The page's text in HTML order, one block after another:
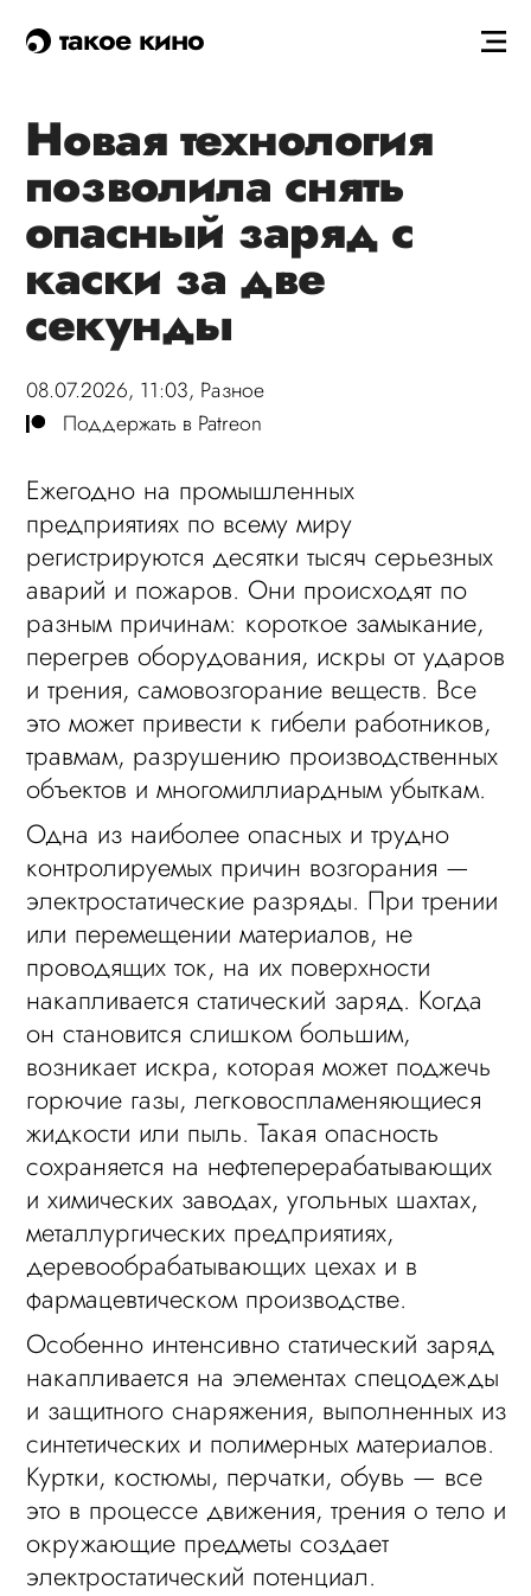
такое кино
Новая технология
позволила снять
опасный заряд с
каски за две
секунды
08.07.2026, 11:03, Разное
Поддержать в Patreon
Ежегодно на промышленных
предприятиях по всему миру
регистрируются десятки тысяч серьезных
аварий и пожаров. Они происходят по
разным причинам: короткое замыкание,
перегрев оборудования, искры от ударов
и трения, самовозгорание веществ. Все
это может привести к гибели работников,
травмам, разрушению производственных
объектов и многомиллиардным убыткам.
Одна из наиболее опасных и трудно
контролируемых причин возгорания —
электростатические разряды. При трении
или перемещении материалов, не
проводящих ток, на их поверхности
накапливается статический заряд. Когда
он становится слишком большим,
возникает искра, которая может поджечь
горючие газы, легковоспламеняющиеся
жидкости или пыль. Такая опасность
сохраняется на нефтеперерабатывающих
и химических заводах, угольных шахтах,
металлургических предприятиях,
деревообрабатывающих цехах и в
фармацевтическом производстве.
Особенно интенсивно статический заряд
накапливается на элементах спецодежды
и защитного снаряжения, выполненных из
синтетических и полимерных материалов.
Куртки, костюмы, перчатки, обувь — все
это в процессе движения, трения о тело и
окружающие предметы создает
электростатический потенциал.